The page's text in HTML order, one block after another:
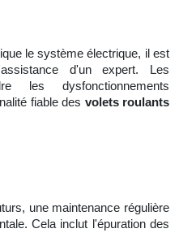
le système électrique, il est
d'un expert. Les
les dysfonctionnements
fiable des volets roulants
une maintenance régulière
Cela inclut l'épuration des